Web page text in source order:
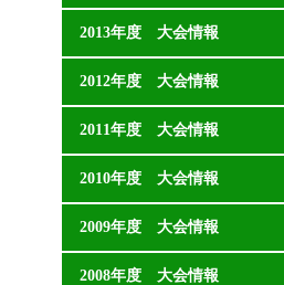
2013年度 大会情報
2012年度 大会情報
2011年度 大会情報
2010年度 大会情報
2009年度 大会情報
2008年度 大会情報